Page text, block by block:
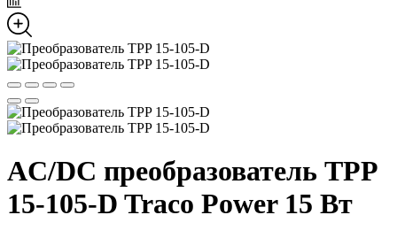
AC/DC преобразователь TPP
15-105-D Traco Power 15 Вт